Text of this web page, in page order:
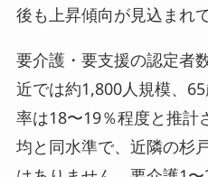
後も上昇傾向が見込まれ
要介護・要支援の認定者
近では約1,800人規模、
率は18〜19％程度と推計
均と同水準で、近隣の杉